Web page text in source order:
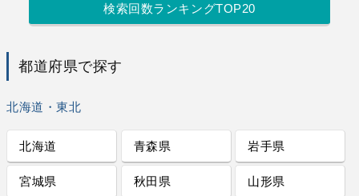
検索回数ランキングTOP20
都道府県で探す
北海道・東北
北海道 青森県 岩手県
宮城県 秋田県 山形県